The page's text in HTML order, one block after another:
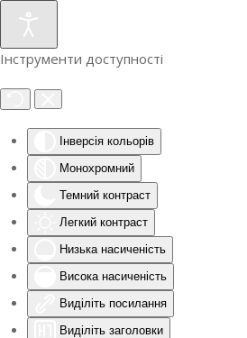
Інструменти доступності
Інверсія кольорів
Монохромний
Темний контраст
Легкий контраст
Низька насиченість
Висока насиченість
Виділіть посилання
Виділіть заголовки